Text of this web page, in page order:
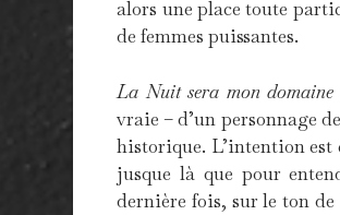
alors une place toute
de femmes puissantes.
La Nuit sera mon domaine
vraie – d’un personnage
historique. L’intention est
jusque là que pour
dernière fois, sur le ton